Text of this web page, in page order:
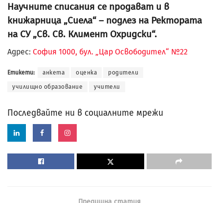
Научните списания се продават и в
книжарница „Сиела“ – подлез на Ректората
на СУ „Св. Св. Климент Охридски“.
Адрес: София 1000, бул. „Цар Освободител“ №22
Етикети: анкета оценка родители
училищно образование учители
Последвайте ни в социалните мрежи